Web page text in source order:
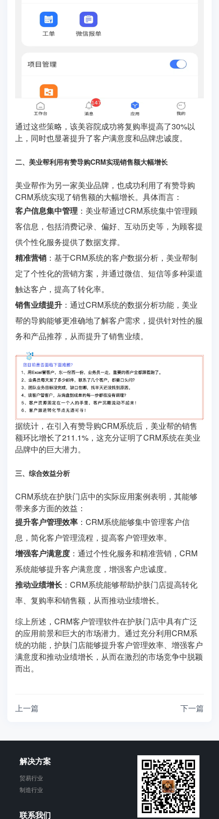
通过这些策略，该美容院成功将复购率提高了30%以
上，同时也显著提升了客户满意度和品牌忠诚度。
二、美业帮利用有赞导购CRM实现销售额大幅增长
美业帮作为另一家美业品牌，也成功利用了有赞导购
CRM系统实现了销售额的大幅增长。具体而言：
客户信息集中管理 ：美业帮通过CRM系统集中管理顾
客信息，包括消费记录、偏好、互动历史等，为顾客提
供个性化服务提供了数据支撑。
精准营销 ：基于CRM系统的客户数据分析，美业帮制
定了个性化的营销方案，并通过微信、短信等多种渠道
触达客户，提高了转化率。
销售业绩提升 ：通过CRM系统的数据分析功能，美业
帮的导购能够更准确地了解客户需求，提供针对性的服
务和产品推荐，从而提升了销售业绩。
据统计，在引入有赞导购CRM系统后，美业帮的销售
额环比增长了211.1%，这充分证明了CRM系统在美业
品牌中的巨大潜力。
三、综合效益分析
CRM系统在护肤门店中的实际应用案例表明，其能够
带来多方面的效益：
提升客户管理效率 ：CRM系统能够集中管理客户信
息，简化客户管理流程，提高客户管理效率。
增强客户满意度 ：通过个性化服务和精准营销，CRM
系统能够提升客户满意度，增强客户忠诚度。
推动业绩增长 ：CRM系统能够帮助护肤门店提高转化
率、复购率和销售额，从而推动业绩增长。
综上所述，CRM客户管理软件在护肤门店中具有广泛
的应用前景和巨大的市场潜力。通过充分利用CRM系
统的功能，护肤门店能够提升客户管理效率、增强客户
满意度和推动业绩增长，从而在激烈的市场竞争中脱颖
而出。
上一篇 下一篇
解决方案
贸易行业
制造行业
联系我们